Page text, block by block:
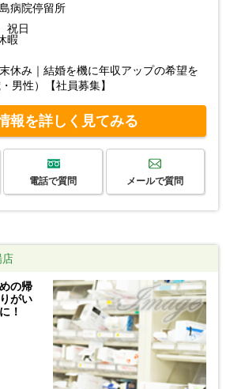
病院停留所
祝日
暇
休み｜結婚を機に年収アップの希望を
男性）【社員募集】
報を詳しく見てみる
電話で質問 メールで質問
店
の帰
がい
！